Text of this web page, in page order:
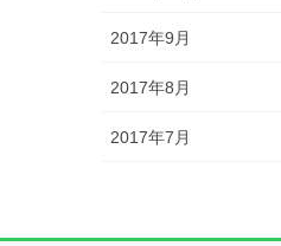
2017年9月
2017年8月
2017年7月